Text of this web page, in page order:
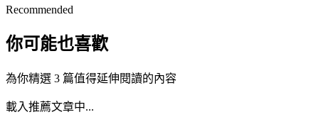
Recommended
你可能也喜歡
為你精選 3 篇值得延伸閱讀的內容
載入推薦文章中...